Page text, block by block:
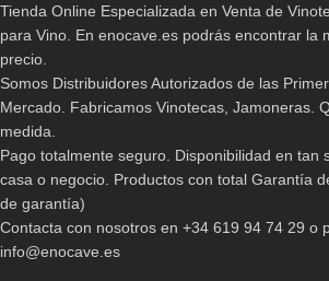
Tienda Online Especializada en Venta de
para Vino. En enocave.es podrás encontrar la
precio.
Somos Distribuidores Autorizados de las
Mercado. Fabricamos Vinotecas, Jamoneras.
medida.
Pago totalmente seguro. Disponibilidad en tan
casa o negocio. Productos con total Garantía
de garantía)
Contacta con nosotros en +34 619 94 74 29 o
info@enocave.es